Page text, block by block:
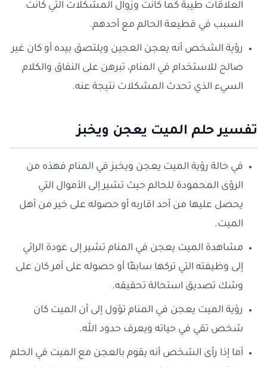
العلاقات طيبة كما كانت وزوال المشكلات التي كانت
السبب في قطيعة الحالم مع أحدهم.
رؤية الشخص أنه يعجن العجين ويلتصق بيده أو كان غير
صالح للاستخدام في المنام، تبرهن على النفاق والكلام
السيء الذي تحدث المشكلات نتيجة عنه.
تفسير حلم الميت يعجن ويخبز
في حالة رؤية الميت يعجن ويخبز في المنام فهذه من
الرؤى المحمودة للحالم حيث تشير إلى الأموال التي
يحصل عليها من أحد اقاربه أو حصوله على خير من أهل
الميت.
مشاهدة الميت يعجن في المنام تشير إلى عودة الرائي
إلى وظيفته التي تركها سابقًا أو حصوله على أمر كان على
وشك تصديق استحالة تحقيقه.
رؤية الميت يعجن في المنام تؤول إلى أن الميت كان
شخص تقي في حياته ويعرف حدود الله.
أما إذا رأى الشخص أنه يقوم بالعجن مع الميت في الحلم